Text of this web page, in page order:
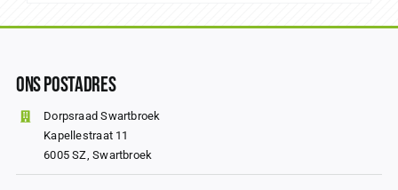
Ons Postadres
Dorpsraad Swartbroek
Kapellestraat 11
6005 SZ, Swartbroek